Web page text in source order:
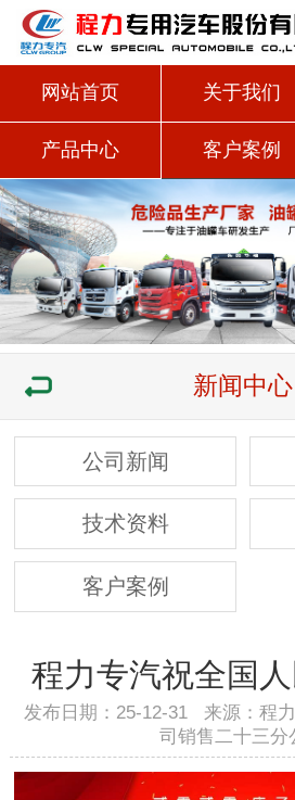
网站首页 关于我们
产品中心 客户案例
新闻中心
公司新闻
技术资料
客户案例
程力专汽祝全国
发布日期：25-12-31 来源：程
司销售二十三分